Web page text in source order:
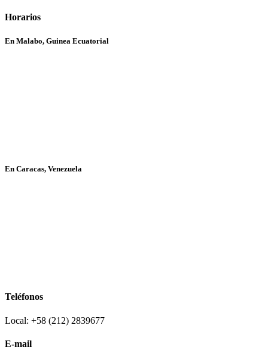
Horarios
En Malabo, Guinea Ecuatorial
En Caracas, Venezuela
Teléfonos
Local: +58 (212) 2839677
E-mail